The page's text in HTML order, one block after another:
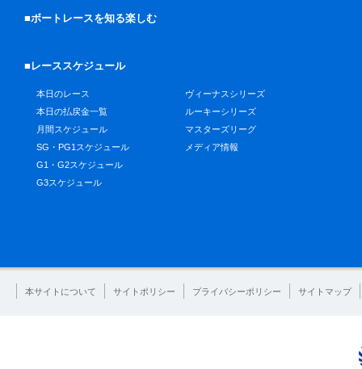
■ボートレースを知る楽しむ
■レーススケジュール
本日のレース
本日の払戻金一覧
月間スケジュール
SG・PG1スケジュール
G1・G2スケジュール
G3スケジュール
ヴィーナスシリーズ
ルーキーシリーズ
マスターズリーグ
メディア情報
本サイトについて サイトポリシー プライバシーポリシー サイトマップ